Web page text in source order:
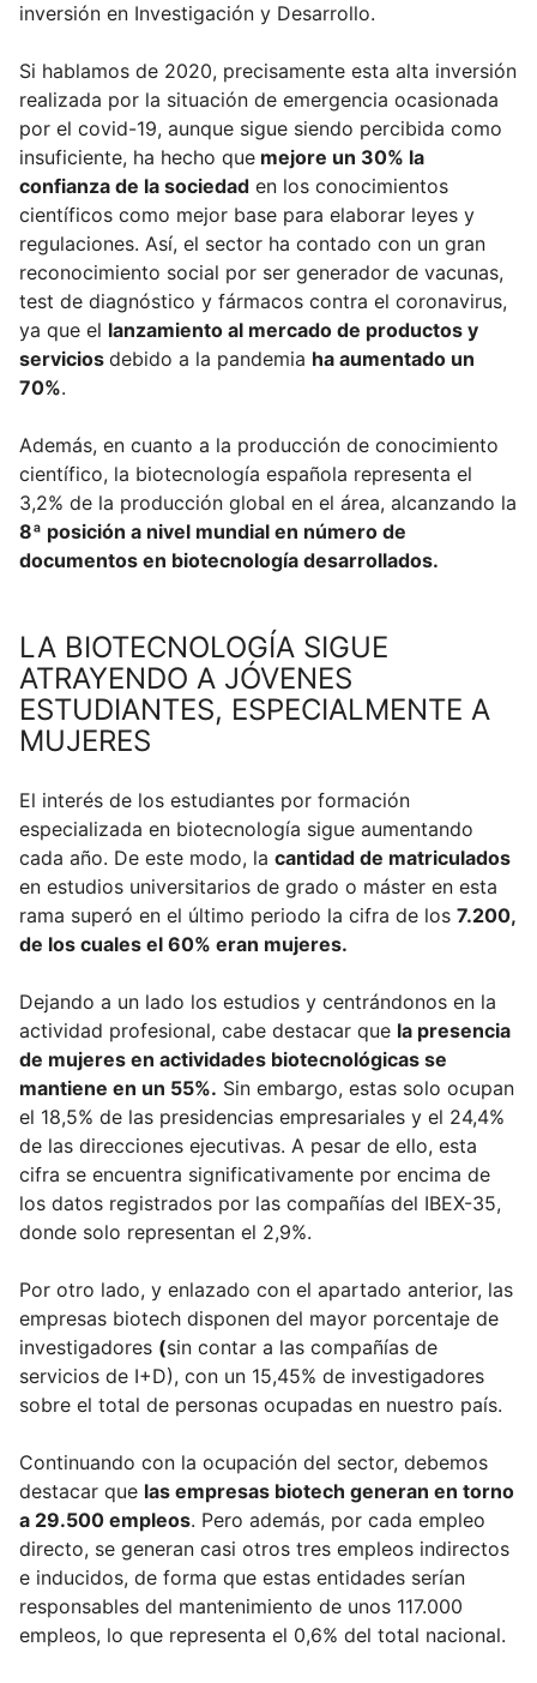
inversión en Investigación y Desarrollo.
Si hablamos de 2020, precisamente esta alta inversión
realizada por la situación de emergencia ocasionada
por el covid-19, aunque sigue siendo percibida como
insuficiente, ha hecho que mejore un 30% la
confianza de la sociedad en los conocimientos
científicos como mejor base para elaborar leyes y
regulaciones. Así, el sector ha contado con un gran
reconocimiento social por ser generador de vacunas,
test de diagnóstico y fármacos contra el coronavirus,
ya que el lanzamiento al mercado de productos y
servicios debido a la pandemia ha aumentado un
70%.
Además, en cuanto a la producción de conocimiento
científico, la biotecnología española representa el
3,2% de la producción global en el área, alcanzando la
8ª posición a nivel mundial en número de
documentos en biotecnología desarrollados.
LA BIOTECNOLOGÍA SIGUE
ATRAYENDO A JÓVENES
ESTUDIANTES, ESPECIALMENTE A
MUJERES
El interés de los estudiantes por formación
especializada en biotecnología sigue aumentando
cada año. De este modo, la cantidad de matriculados
en estudios universitarios de grado o máster en esta
rama superó en el último periodo la cifra de los 7.200,
de los cuales el 60% eran mujeres.
Dejando a un lado los estudios y centrándonos en la
actividad profesional, cabe destacar que la presencia
de mujeres en actividades biotecnológicas se
mantiene en un 55%. Sin embargo, estas solo ocupan
el 18,5% de las presidencias empresariales y el 24,4%
de las direcciones ejecutivas. A pesar de ello, esta
cifra se encuentra significativamente por encima de
los datos registrados por las compañías del IBEX-35,
donde solo representan el 2,9%.
Por otro lado, y enlazado con el apartado anterior, las
empresas biotech disponen del mayor porcentaje de
investigadores (sin contar a las compañías de
servicios de I+D), con un 15,45% de investigadores
sobre el total de personas ocupadas en nuestro país.
Continuando con la ocupación del sector, debemos
destacar que las empresas biotech generan en torno
a 29.500 empleos. Pero además, por cada empleo
directo, se generan casi otros tres empleos indirectos
e inducidos, de forma que estas entidades serían
responsables del mantenimiento de unos 117.000
empleos, lo que representa el 0,6% del total nacional.